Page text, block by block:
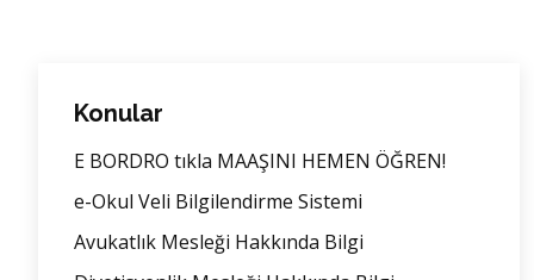
Konular
E BORDRO tıkla MAAŞINI HEMEN ÖĞREN!
e-Okul Veli Bilgilendirme Sistemi
Avukatlık Mesleği Hakkında Bilgi